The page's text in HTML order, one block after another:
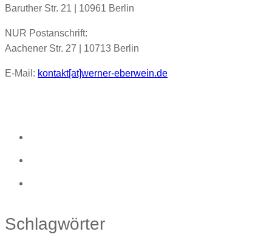
Baruther Str. 21 | 10961 Berlin
NUR Postanschrift:
Aachener Str. 27 | 10713 Berlin
E-Mail: kontakt[at]werner-eberwein.de
Schlagwörter